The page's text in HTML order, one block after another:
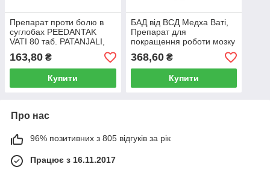
Препарат проти болю в
суглобах PEEDANTAK
VATI 80 таб. PATANJALI,
ПЕДАНТАК ВАТІ від болів
у м'язах та спині
163,80 ₴
Купити
БАД від ВСД Медха Ваті,
Препарат для
покращення роботи мозку
MEDHA VATI PATANJALI
120таб
368,60₴
Купити
Про нас
96% позитивних з 805 відгуків за рік
Працює з 16.11.2017